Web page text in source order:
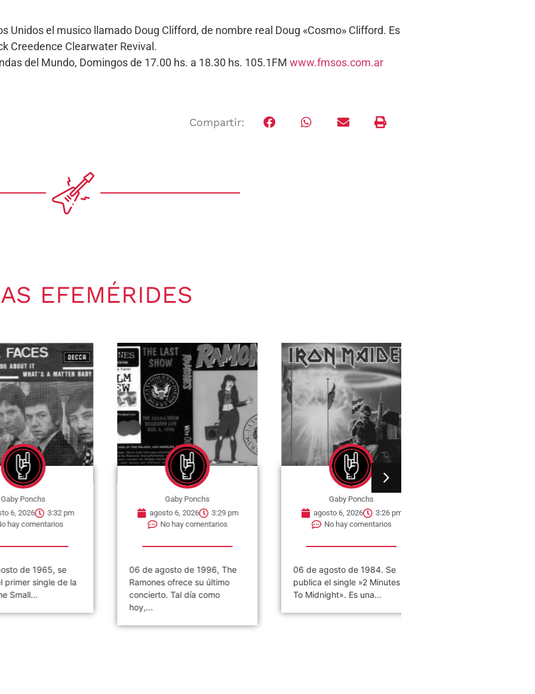
Unidos el musico llamado Doug Clifford, de nombre real Doug «Cosmo» Clifford. Es
Creedence Clearwater Revival.
del Mundo, Domingos de 17.00 hs. a 18.30 hs. 105.1FM www.fmsos.com.ar
Compartir:
EFEMÉRIDES
3:32 pm
se
de la
Gaby Ponchs
agosto 6, 2026
3:29 pm
No hay comentarios
06 de agosto de 1996, The
Ramones ofrece su último
concierto. Tal día como
Gaby Ponchs
agosto 6, 2026
3:26 pm
No hay comentarios
06 de agosto de 1984. Se
publica el single »2 Minutes
To Midnight». Es una...